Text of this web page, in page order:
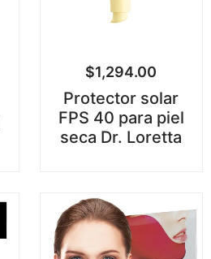
$1,294.00
Protector solar
FPS 40 para piel
seca Dr. Loretta